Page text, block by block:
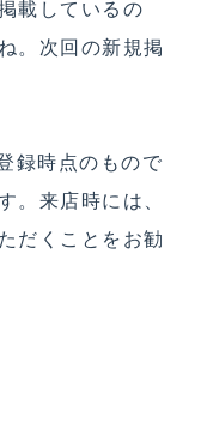
載しているの
。次回の新規掲
録時点のもので
。来店時には、
だくことをお勧